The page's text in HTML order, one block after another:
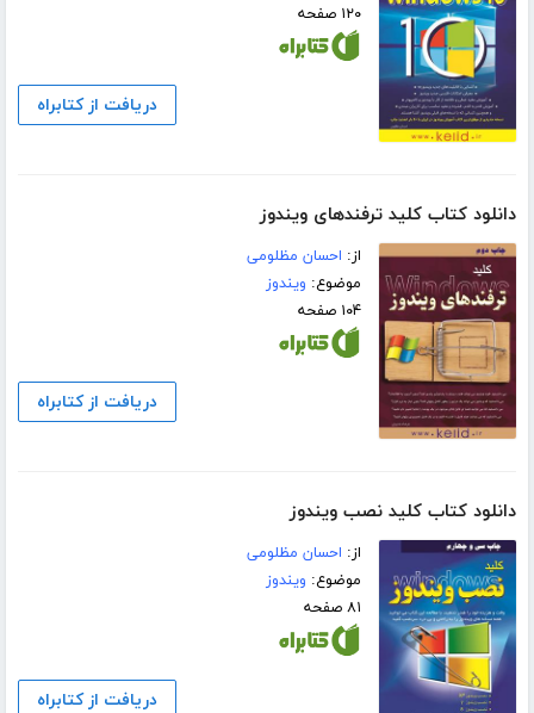
۱۲۰ صفحه
دریافت از کتابراه
دانلود کتاب کلید ترفندهای ویندوز
از: احسان مظلومی
موضوع: ویندوز
۱۰۴ صفحه
دریافت از کتابراه
دانلود کتاب کلید نصب ویندوز
از: احسان مظلومی
موضوع: ویندوز
۸۱ صفحه
دریافت از کتابراه